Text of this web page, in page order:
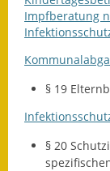
Impfberatung
§ 19
§ 20